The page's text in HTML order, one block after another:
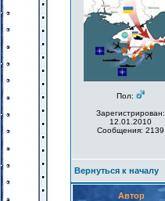
Пол:
Зарегистрирован:
12.01.2010
Сообщения: 2139
Вернуться к началу
Автор